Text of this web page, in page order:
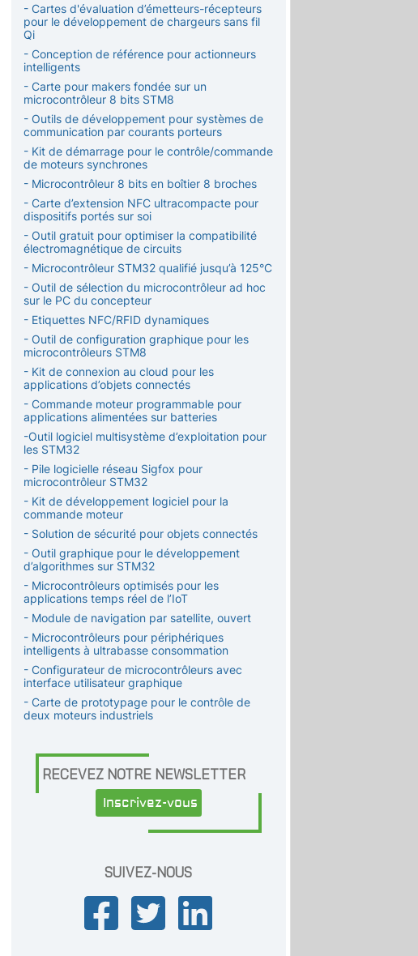
- Cartes d'évaluation d’émetteurs-récepteurs
pour le développement de chargeurs sans fil
Qi
- Conception de référence pour actionneurs
intelligents
- Carte pour makers fondée sur un
microcontrôleur 8 bits STM8
- Outils de développement pour systèmes de
communication par courants porteurs
- Kit de démarrage pour le contrôle/commande
de moteurs synchrones
- Microcontrôleur 8 bits en boîtier 8 broches
- Carte d’extension NFC ultracompacte pour
dispositifs portés sur soi
- Outil gratuit pour optimiser la compatibilité
électromagnétique de circuits
- Microcontrôleur STM32 qualifié jusqu’à 125°C
- Outil de sélection du microcontrôleur ad hoc
sur le PC du concepteur
- Etiquettes NFC/RFID dynamiques
- Outil de configuration graphique pour les
microcontrôleurs STM8
- Kit de connexion au cloud pour les
applications d’objets connectés
- Commande moteur programmable pour
applications alimentées sur batteries
-Outil logiciel multisystème d’exploitation pour
les STM32
- Pile logicielle réseau Sigfox pour
microcontrôleur STM32
- Kit de développement logiciel pour la
commande moteur
- Solution de sécurité pour objets connectés
- Outil graphique pour le développement
d’algorithmes sur STM32
- Microcontrôleurs optimisés pour les
applications temps réel de l’IoT
- Module de navigation par satellite, ouvert
- Microcontrôleurs pour périphériques
intelligents à ultrabasse consommation
- Configurateur de microcontrôleurs avec
interface utilisateur graphique
- Carte de prototypage pour le contrôle de
deux moteurs industriels
RECEVEZ NOTRE NEWSLETTER
Inscrivez-vous
SUIVEZ-NOUS